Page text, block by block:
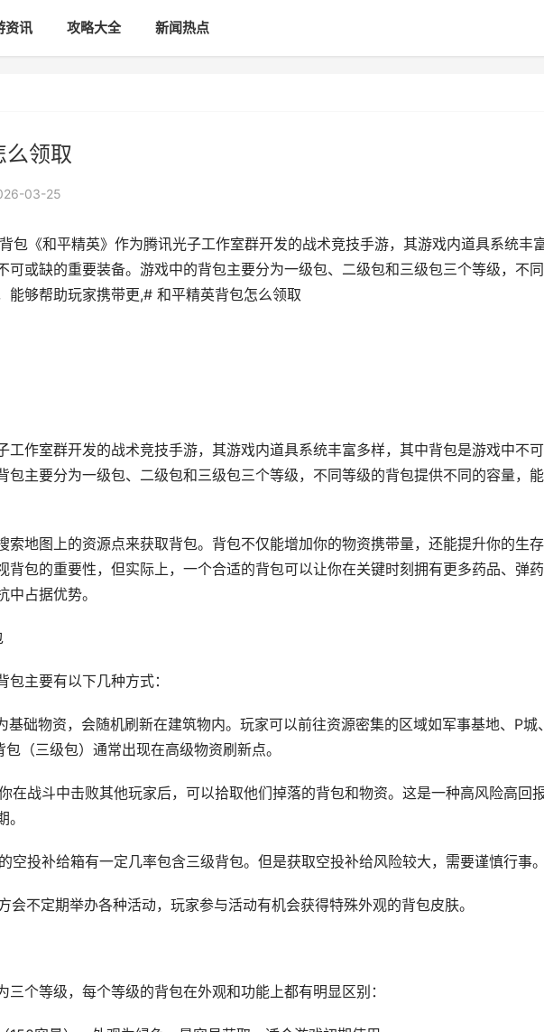
资讯 攻略大全 新闻热点
么领取
03-25
包《和平精英》作为腾讯光子工作室群开发的战术竞技手游，其游戏内道具系统丰
可或缺的重要装备。游戏中的背包主要分为一级包、二级包和三级包三个等级，不
能够帮助玩家携带更,# 和平精英背包怎么领取
工作室群开发的战术竞技手游，其游戏内道具系统丰富多样，其中背包是游戏中不
包主要分为一级包、二级包和三级包三个等级，不同等级的背包提供不同的容量，
索地图上的资源点来获取背包。背包不仅能增加你的物资携带量，还能提升你的生
背包的重要性，但实际上，一个合适的背包可以让你在关键时刻拥有更多药品、弹
占据优势。
主要有以下几种方式：
础物资，会随机刷新在建筑物内。玩家可以前往资源密集的区域如军事基地、P城
（三级包）通常出现在高级物资刷新点。
在战斗中击败其他玩家后，可以拾取他们掉落的背包和物资。这是一种高风险高回
空投补给箱有一定几率包含三级背包。但是获取空投补给风险较大，需要谨慎行事
不定期举办各种活动，玩家参与活动有机会获得特殊外观的背包皮肤。
三个等级，每个等级的背包在外观和功能上都有明显区别：